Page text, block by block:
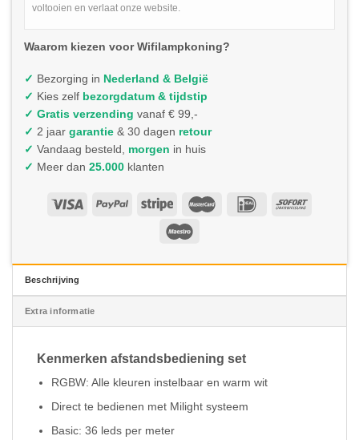
voltooien en verlaat onze website.
Waarom kiezen voor Wifilampkoning?
✓ Bezorging in Nederland & België
✓ Kies zelf bezorgdatum & tijdstip
✓ Gratis verzending vanaf € 99,-
✓ 2 jaar garantie & 30 dagen retour
✓ Vandaag besteld, morgen in huis
✓ Meer dan 25.000 klanten
Beschrijving
Extra informatie
Kenmerken afstandsbediening set
RGBW: Alle kleuren instelbaar en warm wit
Direct te bedienen met Milight systeem
Basic: 36 leds per meter